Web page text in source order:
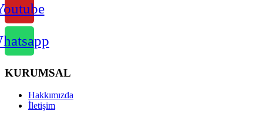
KURUMSAL
Hakkımızda
İletişim